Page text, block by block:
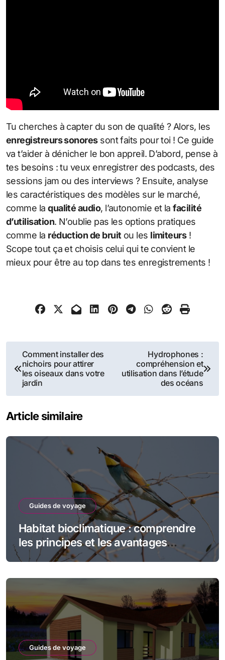
Tu cherches à capter du son de qualité ? Alors, les
enregistreurs sonoressont faits pour toi ! Ce guide
va t’aider à dénicher le bon appreil. D’abord, pense à
tes besoins : tu veux enregistrer des podcasts, des
sessions jam ou des interviews ? Ensuite, analyse
les caractéristiques des modèles sur le marché,
comme laqualité audio, l’autonomie et lafacilité
d’utilisation. N’oublie pas les options pratiques
comme la réduction de bruitou les limiteurs!
Scope tout ça et choisis celui qui te convient le
mieux pour être au top dans tes enregistrements !
Navigation
de
l’article
Comment installer des
nichoirs pour attirer
les oiseaux dans votre
jardin
Hydrophones :
compréhension et
utilisation dans l’étude
des océans
Article similaire
Guides de voyage
Habitat bioclimatique : comprendre
les principes et les avantages
écologiques
Guides de voyage